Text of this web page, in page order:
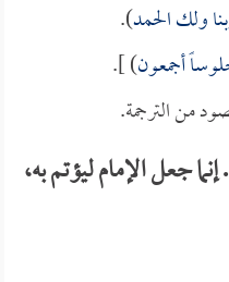
ولك الحمد).
أجمعون) ].
من الترجمة.
جعل الإمام ليؤتم به،